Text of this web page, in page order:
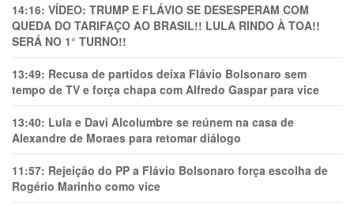
14:16: VÍDEO: TRUMP E FLÁVIO SE DESESPERAM COM
QUEDA DO TARIFAÇO AO BRASIL!! LULA RINDO À TOA!!
SERÁ NO 1° TURNO!!
13:49: Recusa de partidos deixa Flávio Bolsonaro sem
tempo de TV e força chapa com Alfredo Gaspar para vice
13:40: Lula e Davi Alcolumbre se reúnem na casa de
Alexandre de Moraes para retomar diálogo
11:57: Rejeição do PP a Flávio Bolsonaro força escolha de
Rogério Marinho como vice